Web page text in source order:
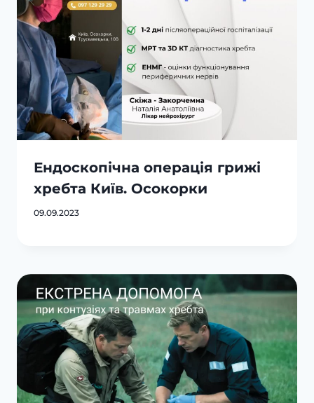
Ендоскопічна операція грижі
хребта Київ. Осокорки
09.09.2023